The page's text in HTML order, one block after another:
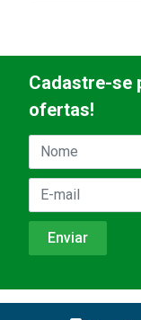
Cadastre-se
ofertas!